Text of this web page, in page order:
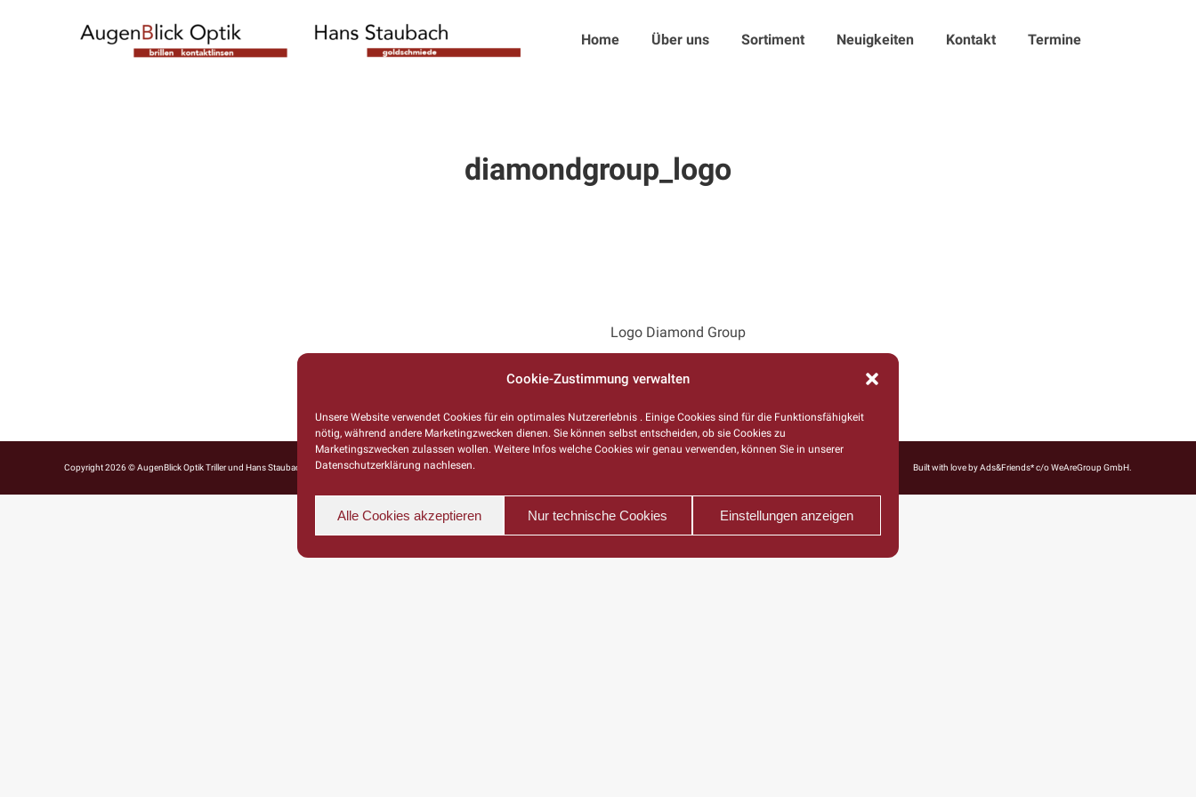
Cookie-Zustimmung verwalten
Unsere Website verwendet Cookies für ein optimales Nutzererlebnis . Einige Cookies sind für die Funktionsfähigkeit
nötig, während andere Marketingzwecken dienen. Sie können selbst entscheiden, ob sie Cookies zu
Marketingszwecken zulassen wollen. Weitere Infos welche Cookies wir genau verwenden, können Sie in unserer
Datenschutzerklärung nachlesen.
Alle Cookies akzeptieren Nur technische Cookies Einstellungen anzeigen
Home Über uns Sortiment Neuigkeiten Kontakt Termine
diamondgroup_logo
Logo Diamond Group
Copyright 2026 © AugenBlick Optik Triller und Hans Staubach Goldschmiede Built with love byAds&Friends*c/o WeAreGroup GmbH.